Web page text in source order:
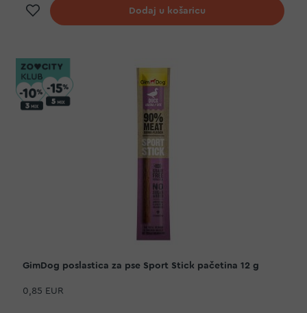
Dodaj na listu želja
Dodaj u košaricu
GimDog poslastica za pse Sport Stick pačetina 12 g
0,85 EUR